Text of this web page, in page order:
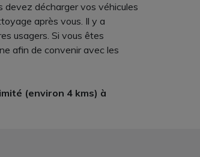
devez décharger vos véhicules
après vous. Il y a
usagers. Si vous êtes
afin de convenir avec les
(environ 4 kms) à